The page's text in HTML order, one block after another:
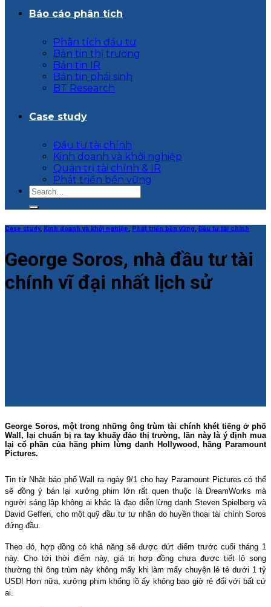
Báo cáo phân tích
Phân tích đầu tư
Bản tin thị trường
Bản tin IR
Bản tin phái sinh
BT Research
Case study
Đầu tư tài chính
Kinh doanh và khởi nghiệp
Quản trị tài chính & IR
Phát triển bền vững
Case study, Kinh doanh và khởi nghiệp, Phát triển bền vững, Đầu tư tài chính
George Soros, nhà đầu tư tài
chính vĩ đại nhất lịch sử
George Soros, một trong những ông trùm tài chính khét tiếng ở phố
Wall, lại chuẩn bị ra tay khuấy đảo thị trường, lần này là ý định mua
lại cổ phần của hãng phim lừng danh Hollywood, hãng Paramount
Pictures.
Tin từ Nhật báo phố Wall ra ngày 9/1 cho hay Paramount Pictures có thể
sẽ đồng ý bán lại xưởng phim lớn rất quen thuộc là DreamWorks mà
người sáng lập không ai khác là đạo diễn lừng danh Steven Spielberg và
David Geffen, cho một quỹ đầu tư tư nhân do huyền thoại tài chính Soros
đứng đầu.
Theo đó, hợp đồng có khả năng sẽ được dứt điểm trước cuối tháng 1
này. Cho tới thời điểm này, giá trị hợp đồng chưa được tiết lộ song
thường thì ông trùm này không mấy khi làm mấy chuyện lẻ tẻ dưới 1 tỷ
USD! Hơn nữa, xưởng phim khổng lồ ấy không bao giờ rẻ đối với bất cứ
ai.